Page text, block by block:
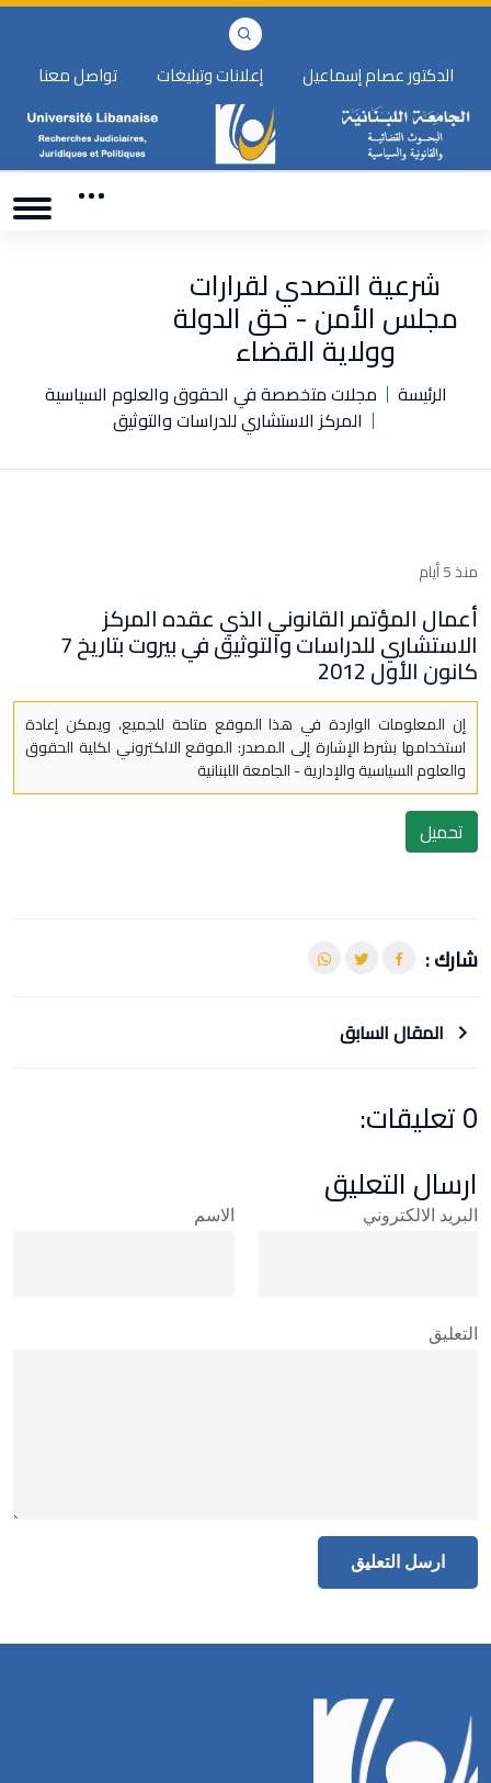
الدكتور عصام إسماعيل إعلانات وتبليغات تواصل معنا
شرعية التصدي لقرارات
مجلس الأمن - حق الدولة
وولاية القضاء
الرئيسة
مجلات متخصصة في الحقوق والعلوم السياسية
المركز الاستشاري للدراسات والتوثيق
منذ 5 أيام
أعمال المؤتمر القانوني الذي عقده المركز
الاستشاري للدراسات والتوثيق في بيروت بتاريخ 7
كانون الأول 2012
إن المعلومات الواردة في هذا الموقع متاحة للجميع، ويمكن إعادة
استخدامها بشرط الإشارة إلى المصدر: الموقع الالكتروني لكلية الحقوق
والعلوم السياسية والإدارية - الجامعة اللبنانية
تحميل
شارك :
المقال السابق
0 تعليقات:
ارسال التعليق
الاسم البريد الالكتروني
التعليق